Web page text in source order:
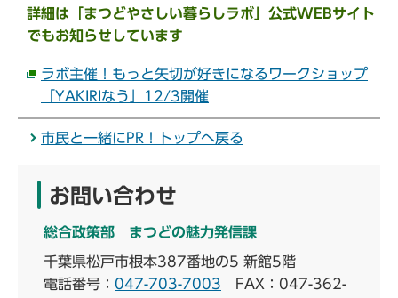
詳細は「まつどやさしい暮らしラボ」公式WEBサイト
でもお知らせしています
ラボ主催！もっと矢切が好きになるワークショップ
「YAKIRIなう」12/3開催
市民と一緒にPR！トップへ戻る
お問い合わせ
総合政策部 まつどの魅力発信課
千葉県松戸市根本387番地の5 新館5階
電話番号： 047-703-7003 FAX：047-362-